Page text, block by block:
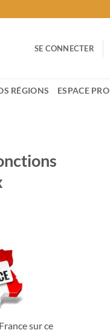
SE CONNECTER
RÉGIONS ESPACE PRO
sur ce